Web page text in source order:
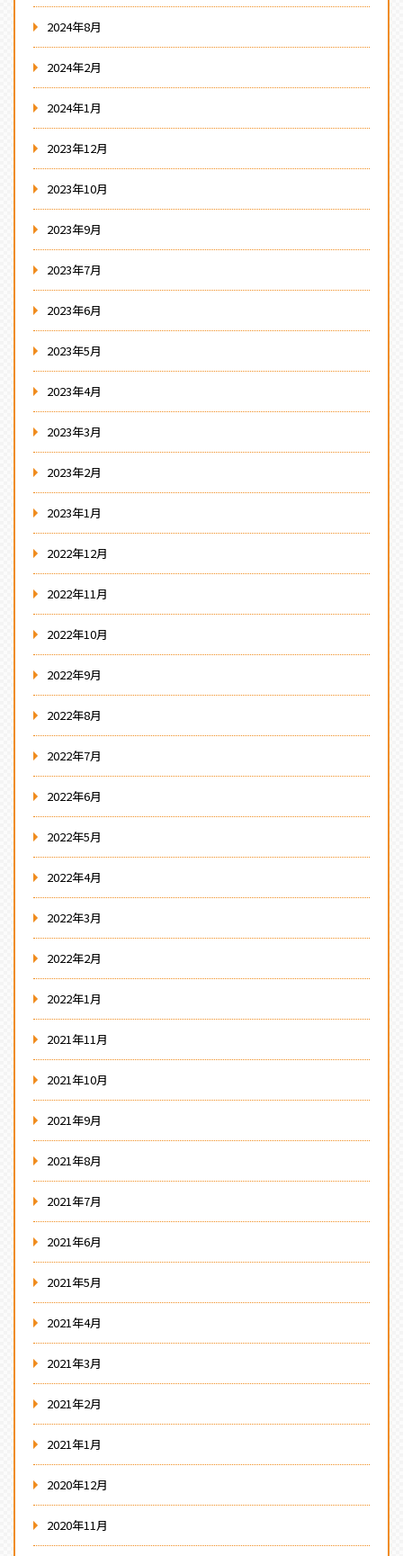
2024年8月
2024年2月
2024年1月
2023年12月
2023年10月
2023年9月
2023年7月
2023年6月
2023年5月
2023年4月
2023年3月
2023年2月
2023年1月
2022年12月
2022年11月
2022年10月
2022年9月
2022年8月
2022年7月
2022年6月
2022年5月
2022年4月
2022年3月
2022年2月
2022年1月
2021年11月
2021年10月
2021年9月
2021年8月
2021年7月
2021年6月
2021年5月
2021年4月
2021年3月
2021年2月
2021年1月
2020年12月
2020年11月